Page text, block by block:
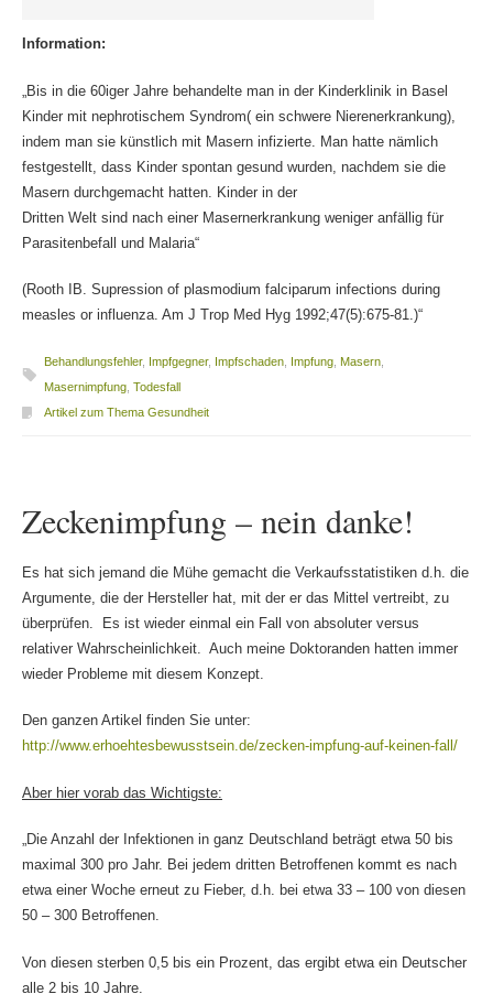
Information:
„Bis in die 60iger Jahre behandelte man in der Kinderklinik in Basel
Kinder mit nephrotischem Syndrom( ein schwere Nierenerkrankung),
indem man sie künstlich mit Masern infizierte. Man hatte nämlich
festgestellt, dass Kinder spontan gesund wurden, nachdem sie die
Masern durchgemacht hatten. Kinder in der
Dritten Welt sind nach einer Masernerkrankung weniger anfällig für
Parasitenbefall und Malaria“
(Rooth IB. Supression of plasmodium falciparum infections during
measles or influenza. Am J Trop Med Hyg 1992;47(5):675-81.)“
Behandlungsfehler, Impfgegner, Impfschaden, Impfung, Masern,
Masernimpfung, Todesfall
Artikel zum Thema Gesundheit
Zeckenimpfung – nein danke!
Es hat sich jemand die Mühe gemacht die Verkaufsstatistiken d.h. die
Argumente, die der Hersteller hat, mit der er das Mittel vertreibt, zu
überprüfen. Es ist wieder einmal ein Fall von absoluter versus
relativer Wahrscheinlichkeit. Auch meine Doktoranden hatten immer
wieder Probleme mit diesem Konzept.
Den ganzen Artikel finden Sie unter:
http://www.erhoehtesbewusstsein.de/zecken-impfung-auf-keinen-fall/
Aber hier vorab das Wichtigste:
„Die Anzahl der Infektionen in ganz Deutschland beträgt etwa 50 bis
maximal 300 pro Jahr. Bei jedem dritten Betroffenen kommt es nach
etwa einer Woche erneut zu Fieber, d.h. bei etwa 33 – 100 von diesen
50 – 300 Betroffenen.
Von diesen sterben 0,5 bis ein Prozent, das ergibt etwa ein Deutscher
alle 2 bis 10 Jahre.